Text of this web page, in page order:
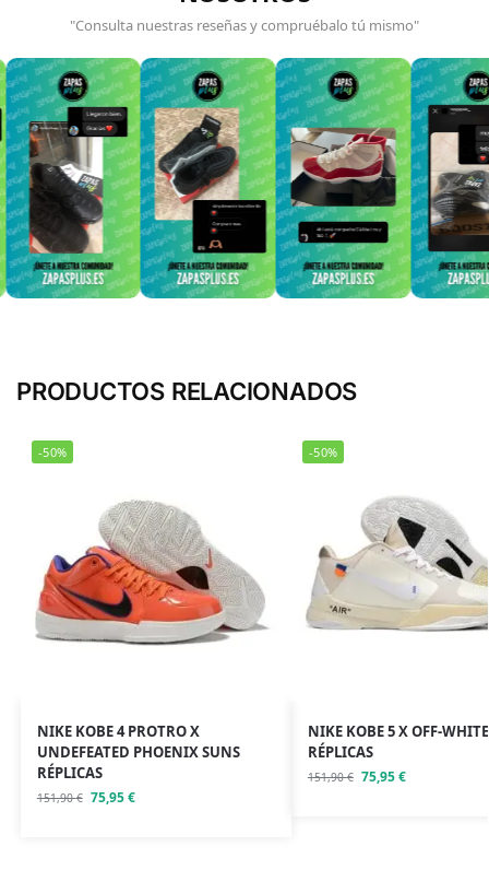
"Consulta nuestras reseñas y compruébalo tú mismo"
PRODUCTOS RELACIONADOS
-50%
NIKE KOBE 4 PROTRO X
UNDEFEATED PHOENIX SUNS
RÉPLICAS
151,90€ 75,95€
-50%
NIKE KOBE 5 X OFF-WHITE
RÉPLICAS
151,90€ 75,95€